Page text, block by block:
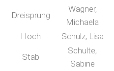
Dreisprung
Wagner,
Michaela
Hoch Schulz, Lisa
Stab
Schulte,
Sabine